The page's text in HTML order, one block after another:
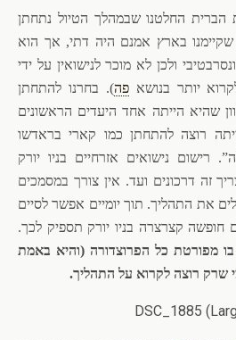
הברית החלטנו שבמהלך הטיול נתחתן
שקיימנו בארץ אמנם היה דתי, אך הוא
ולכן לא מוכר לנישואין על ידי
יותר בנושאפה). בחרנו להתחתן
שהיא הייתה אחד היעדים הראשונים
רוצה להתחתן כמו קארי בראדשו
רישום נישואים אזרחיים בניו יורק
זה דרכונים ועד. אין צורך במסמכים
את התהליך. תוך יומיים אפשר לסיים
קצרצרה בניו יורק תספיק לכך.
בו מפורטת כל הפרוצדורה (והיא באמת
שרק רוצה לקרוא על התהליך.